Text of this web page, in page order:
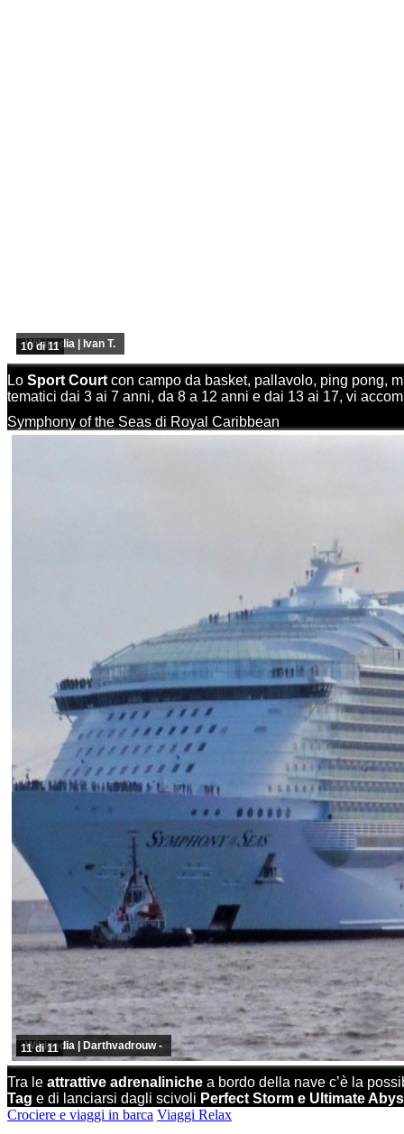
Wikipedia | Ivan T.
10 di 11
Lo Sport Court con campo da basket, pallavolo, ping pong,
tematici dai 3 ai 7 anni, da 8 a 12 anni e dai 13 ai 17, vi
Symphony of the Seas di Royal Caribbean
Wikipedia | Darthvadrouw -
11 di 11
Tra le attrattive adrenaliniche a bordo della nave c’è la
Tag e di lanciarsi dagli scivoli Perfect Storm e Ultimate
Crociere e viaggi in barca Viaggi Relax